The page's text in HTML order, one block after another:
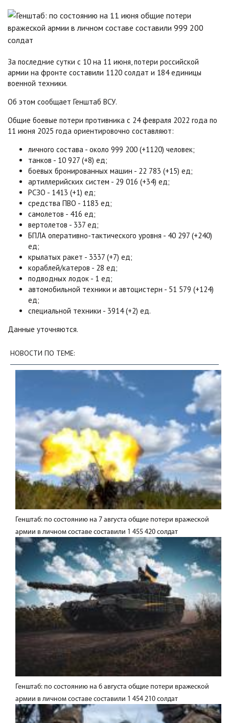
За последние сутки с 10 на 11 июня, потери российской
армии на фронте составили 1120 солдат и 184 единицы
военной техники.
Об этом сообщает Генштаб ВСУ.
Общие боевые потери противника с 24 февраля 2022 года по
11 июня 2025 года ориентировочно составляют:
личного состава - около 999 200 (+1120) человек;
танков - 10 927 (+8) ед;
боевых бронированных машин - 22 783 (+15) ед;
артиллерийских систем - 29 016 (+34) ед;
РСЗО - 1413 (+1) ед;
средства ПВО - 1183 ед;
самолетов - 416 ед;
вертолетов - 337 ед;
БПЛА оперативно-тактического уровня - 40 297 (+240)
ед;
крылатых ракет - 3337 (+7) ед;
кораблей/катеров - 28 ед;
подводных лодок - 1 ед;
автомобильной техники и автоцистерн - 51 579 (+124)
ед;
специальной техники - 3914 (+2) ед.
Данные уточняются.
НОВОСТИ ПО ТЕМЕ:
Генштаб: по состоянию на 7 августа общие потери вражеской
армии в личном составе составили 1 455 420 солдат
Генштаб: по состоянию на 6 августа общие потери вражеской
армии в личном составе составили 1 454 210 солдат